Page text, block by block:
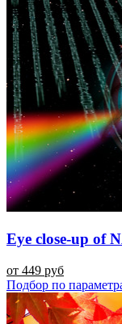
Eye close-up of
от 449 руб
Подбор по